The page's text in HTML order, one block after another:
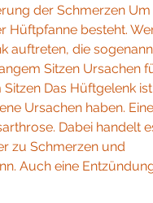
der Schmerzen
Hüftpfanne besteht.
auftreten, die
Sitzen Ursachen
Das Hüftgelenk
Ursachen haben.
Dabei handelt
zu Schmerzen und
Auch eine